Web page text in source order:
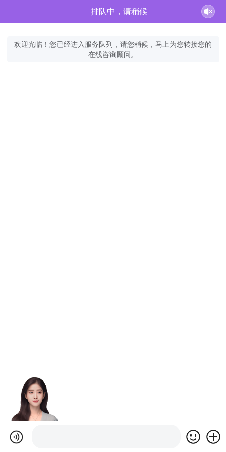
排队中，请稍候
欢迎光临！您已经进入服务队列，请您稍候，马上为您转接您的
在线咨询顾问。